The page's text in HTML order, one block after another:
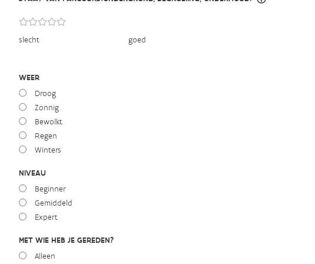
slecht goed
WEER
Droog
Zonnig
Bewolkt
Regen
Winters
NIVEAU
Beginner
Gemiddeld
Expert
MET WIE HEB JE GEREDEN?
Alleen